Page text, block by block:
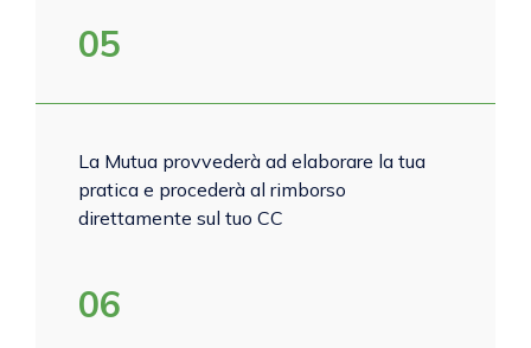
05
La Mutua provvederà ad elaborare la tua
pratica e procederà al rimborso
direttamente sul tuo CC
06